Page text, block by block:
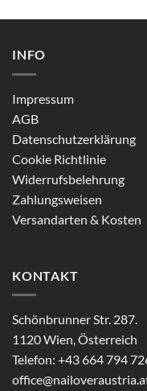
INFO
Impressum
AGB
Datenschutzerklärung
Cookie Richtlinie
Widerrufsbelehrung
Zahlungsweisen
Versandarten & Kosten
KONTAKT
Schönbrunner Str. 287.
1120 Wien, Österreich
Telefon: +43 664 794